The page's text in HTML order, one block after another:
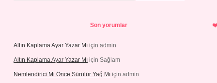
Son yorumlar
Altın Kaplama Ayar Yazar Mı için admin
Altın Kaplama Ayar Yazar Mı için Sağlam
Nemlendirici Mi Önce Sürülür Yağ Mı için admin